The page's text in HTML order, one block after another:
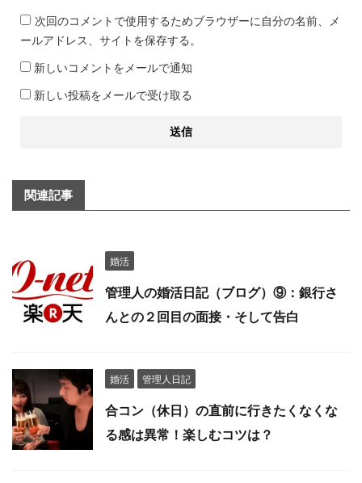
次回のコメントで使用するためブラウザーに自分の名前、メ
ールアドレス、サイトを保存する。
新しいコメントをメールで通知
新しい投稿をメールで受け取る
関連記事
婚活
管理人の婚活日記（ブログ）⑨：銀行さ
んとの２回目の面接・そして告白
婚活 管理人日記
合コン（休日）の直前に行きたくなくな
る感は異常！楽しむコツは？